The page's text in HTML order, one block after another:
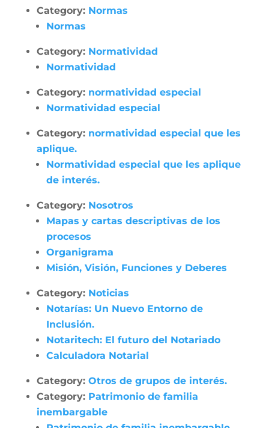
Category: Normas
Normas
Category: Normatividad
Normatividad
Category: normatividad especial
Normatividad especial
Category: normatividad especial que les
aplique.
Normatividad especial que les aplique
de interés.
Category: Nosotros
Mapas y cartas descriptivas de los
procesos
Organigrama
Misión, Visión, Funciones y Deberes
Category: Noticias
Notarías: Un Nuevo Entorno de
Inclusión.
Notaritech: El futuro del Notariado
Calculadora Notarial
Category: Otros de grupos de interés.
Category: Patrimonio de familia
inembargable